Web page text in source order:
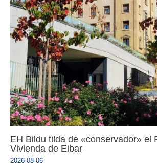
EH Bildu tilda de «conservador» el
Vivienda de Eibar
2026-08-06